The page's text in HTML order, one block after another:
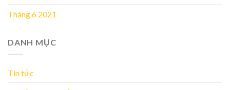
Tháng 6 2021
DANH MỤC
Tin tức